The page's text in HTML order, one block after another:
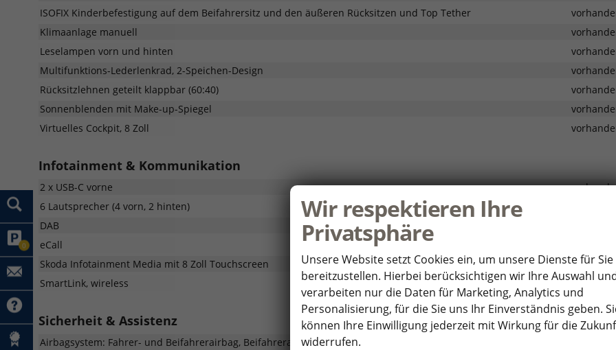
0
ISOFIX Kinderbefestigung auf dem Beifahrersitz und den äußeren Rücksitzen und Top Tether
Klimaanlage manuell
Leselampen vorn und hinten
Multifunktions-Lederlenkrad, 2-Speichen-Design
Rücksitzlehnen geteilt klappbar (60:40)
Sonnenblenden mit Make-up-Spiegel
Virtuelles Cockpit, 8 Zoll
Infotainment & Kommunikation
2 x USB-C vorne
6 Lautsprecher (4 vorn, 2 hinten)
DAB
eCall
Skoda Infotainment Media mit 8 Zoll Touchscreen
vorhanden
SmartLink, wireless
Sicherheit & Assistenz
Airbagsystem: Fahrer- und Beifahrerairbag, Beifahrerairbag mit Deaktivierung, Kopfairbags und Seitenairbags vorne
Wir respektieren Ihre
Privatsphäre
Unsere Website setzt Cookies ein, um unsere Dienste für Sie
bereitzustellen. Hierbei berücksichtigen wir Ihre Auswahl
verarbeiten nur die Daten für Marketing, Analytics und
Personalisierung, für die Sie uns Ihr Einverständnis geben.
können Ihre Einwilligung jederzeit mit Wirkung für die
widerrufen.